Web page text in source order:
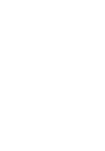
자본시장법 개정
혼조세...웨스턴디